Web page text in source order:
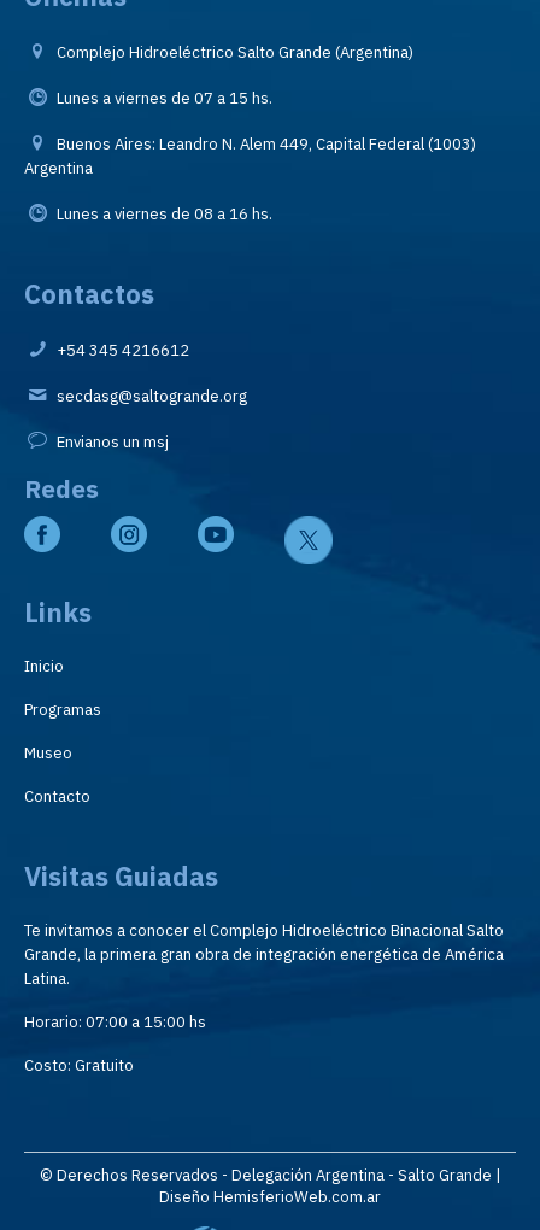
Complejo Hidroeléctrico Salto Grande (Argentina)
Lunes a viernes de 07 a 15 hs.
Buenos Aires: Leandro N. Alem 449, Capital Federal (1003)
Argentina
Lunes a viernes de 08 a 16 hs.
Contactos
+54 345 4216612
secdasg@saltogrande.org
Envianos un msj
Redes
Links
Inicio
Programas
Museo
Contacto
Visitas Guiadas
Te invitamos a conocer el Complejo Hidroeléctrico Binacional Salto
Grande, la primera gran obra de integración energética de América
Latina.
Horario: 07:00 a 15:00 hs
Costo: Gratuito
© Derechos Reservados - Delegación Argentina - Salto Grande |
Diseño HemisferioWeb.com.ar